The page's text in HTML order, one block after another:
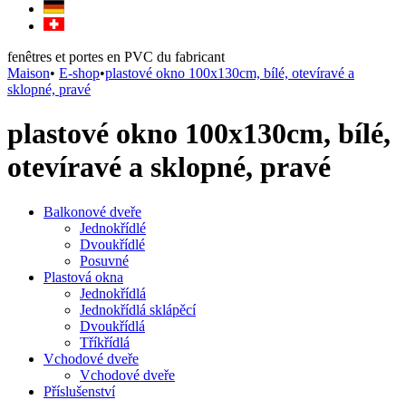
fenêtres et portes en PVC du fabricant
Maison• E-shop•plastové okno 100x130cm, bílé, otevíravé a
sklopné, pravé
plastové okno 100x130cm, bílé,
otevíravé a sklopné, pravé
Balkonové dveře
Jednokřídlé
Dvoukřídlé
Posuvné
Plastová okna
Jednokřídlá
Jednokřídlá sklápěcí
Dvoukřídlá
Tříkřídlá
Vchodové dveře
Vchodové dveře
Příslušenství